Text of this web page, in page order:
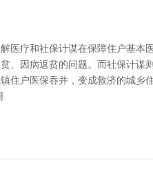
医疗和社保计谋在保障住户基
、因病返贫的问题。而社保计
住户医保吞并，变成救济的城